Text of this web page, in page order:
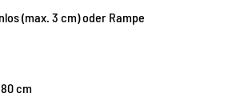
(max. 3 cm) oder Rampe
cm